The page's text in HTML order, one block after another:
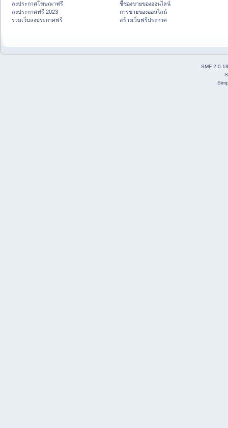
ลงประกาศโฆษณาฟรี
ลงประกาศฟรี 2023
รวมเว็บลงประกาศฟรี
ชี้ช่องขายของออนไลน์
การขายของออนไลน์
สร้างเว็บฟรีประกาศ
SMF 2.0.18